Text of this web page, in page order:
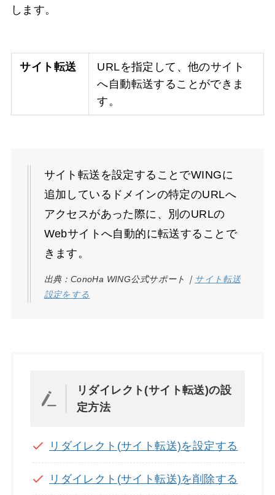
します。
サイト転送
URLを指定して、他のサイト
へ自動転送することができま
す。
サイト転送を設定することでWINGに
追加しているドメインの特定のURLへ
アクセスがあった際に、別のURLの
Webサイトへ自動的に転送することで
きます。
出典：ConoHa WING公式サポート｜ サイト転送
設定をする
リダイレクト(サイト転送)の設
定方法
リダイレクト(サイト転送)を設定する
リダイレクト(サイト転送)を削除する